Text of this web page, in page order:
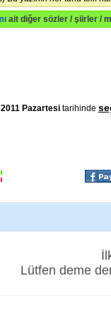
ait diğer sözler / şiirler /
Pazartesi tarihinde
Lütfen deme